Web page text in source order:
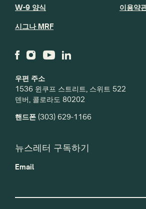
우편 주소
1536 윈쿠프 스트리트, 스위트 522
덴버, 콜로라도 80202
핸드폰 (303) 629-1166
W-9 양식
시그나 MRF
이용약
뉴스레터 구독하기
Email